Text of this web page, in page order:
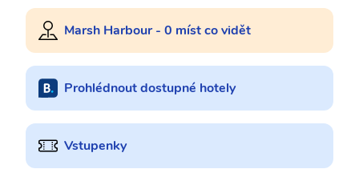
Marsh Harbour - 0 míst co vidět
Prohlédnout dostupné hotely
Vstupenky